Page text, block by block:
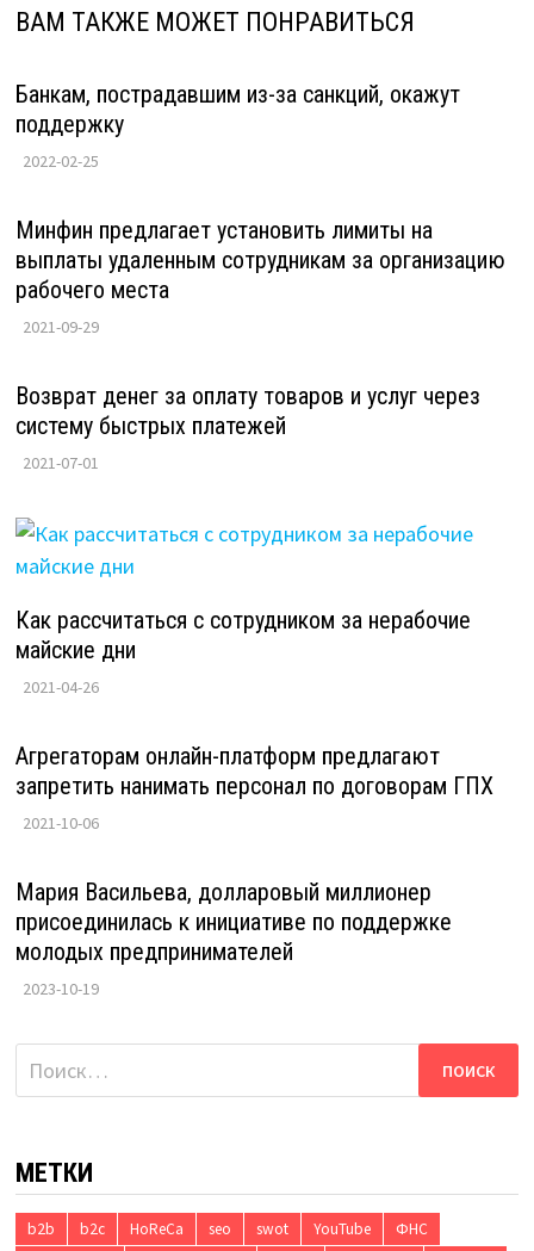
ВАМ ТАКЖЕ МОЖЕТ ПОНРАВИТЬСЯ
Банкам, пострадавшим из-за санкций, окажут
поддержку
2022-02-25
Минфин предлагает установить лимиты на
выплаты удаленным сотрудникам за организацию
рабочего места
2021-09-29
Возврат денег за оплату товаров и услуг через
систему быстрых платежей
2021-07-01
Как рассчитаться с сотрудником за нерабочие
майские дни
2021-04-26
Агрегаторам онлайн-платформ предлагают
запретить нанимать персонал по договорам ГПХ
2021-10-06
Мария Васильева, долларовый миллионер
присоединилась к инициативе по поддержке
молодых предпринимателей
2023-10-19
Найти:
МЕТКИ
b2b b2c HoReCa seo swot YouTube
ФНС